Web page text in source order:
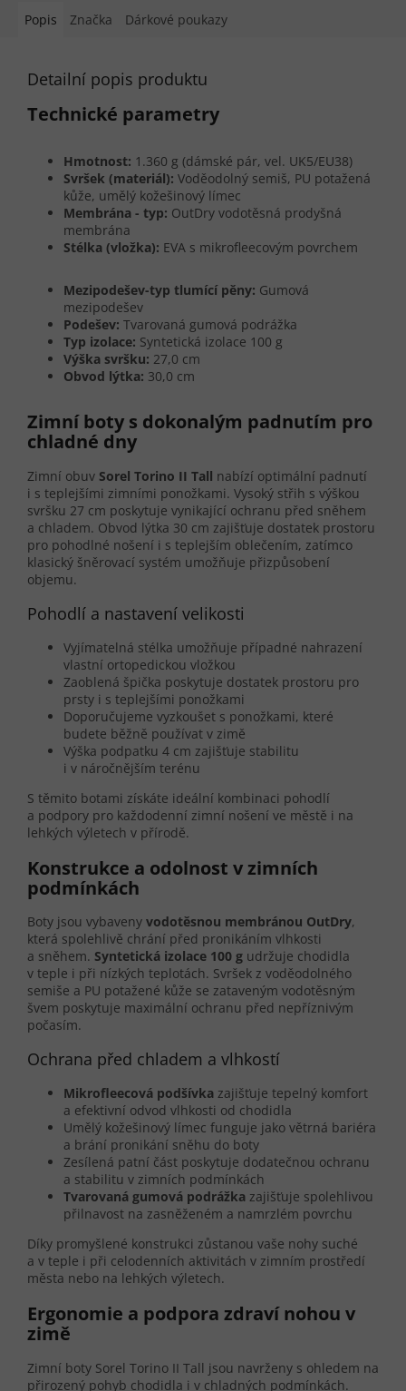
Popis Značka Dárkové poukazy
Detailní popis produktu
Technické parametry
Hmotnost: 1.360 g (dámské pár, vel. UK5/EU38)
Svršek (materiál): Voděodolný semiš, PU potažená
kůže, umělý kožešinový límec
Membrána - typ: OutDry vodotěsná prodyšná
membrána
Stélka (vložka): EVA s mikrofleecovým povrchem
Mezipodešev-typ tlumící pěny: Gumová
mezipodešev
Podešev: Tvarovaná gumová podrážka
Typ izolace: Syntetická izolace 100 g
Výška svršku: 27,0 cm
Obvod lýtka: 30,0 cm
Zimní boty s dokonalým padnutím pro
chladné dny
Zimní obuv Sorel Torino II Tall nabízí optimální padnutí
i s teplejšími zimními ponožkami. Vysoký střih s výškou
svršku 27 cm poskytuje vynikající ochranu před sněhem
a chladem. Obvod lýtka 30 cm zajišťuje dostatek prostoru
pro pohodlné nošení i s teplejším oblečením, zatímco
klasický šněrovací systém umožňuje přizpůsobení
objemu.
Pohodlí a nastavení velikosti
Vyjímatelná stélka umožňuje případné nahrazení
vlastní ortopedickou vložkou
Zaoblená špička poskytuje dostatek prostoru pro
prsty i s teplejšími ponožkami
Doporučujeme vyzkoušet s ponožkami, které
budete běžně používat v zimě
Výška podpatku 4 cm zajišťuje stabilitu
i v náročnějším terénu
S těmito botami získáte ideální kombinaci pohodlí
a podpory pro každodenní zimní nošení ve městě i na
lehkých výletech v přírodě.
Konstrukce a odolnost v zimních
podmínkách
Boty jsou vybaveny vodotěsnou membránou OutDry,
která spolehlivě chrání před pronikáním vlhkosti
a sněhem. Syntetická izolace 100 g udržuje chodidla
v teple i při nízkých teplotách. Svršek z voděodolného
semiše a PU potažené kůže se zataveným vodotěsným
švem poskytuje maximální ochranu před nepříznivým
počasím.
Ochrana před chladem a vlhkostí
Mikrofleecová podšívka zajišťuje tepelný komfort
a efektivní odvod vlhkosti od chodidla
Umělý kožešinový límec funguje jako větrná bariéra
a brání pronikání sněhu do boty
Zesílená patní část poskytuje dodatečnou ochranu
a stabilitu v zimních podmínkách
Tvarovaná gumová podrážka zajišťuje spolehlivou
přilnavost na zasněženém a namrzlém povrchu
Díky promyšlené konstrukci zůstanou vaše nohy suché
a v teple i při celodenních aktivitách v zimním prostředí
města nebo na lehkých výletech.
Ergonomie a podpora zdraví nohou v
zimě
Zimní boty Sorel Torino II Tall jsou navrženy s ohledem na
přirozený pohyb chodidla i v chladných podmínkách.